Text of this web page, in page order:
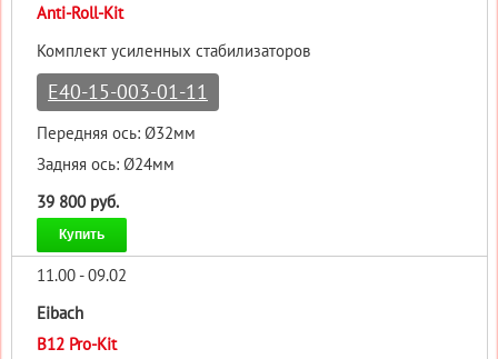
Anti-Roll-Kit
Комплект усиленных стабилизаторов
E40-15-003-01-11
Передняя ось: Ø32мм
Задняя ось: Ø24мм
39 800 руб.
Купить
11.00 - 09.02
Eibach
B12 Pro-Kit